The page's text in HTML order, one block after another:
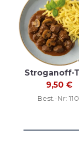
Stroganoff-
9,50 €
Best.-Nr: